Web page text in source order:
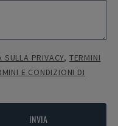
SULLA PRIVACY, TERMINI
E CONDIZIONI DI
INVIA